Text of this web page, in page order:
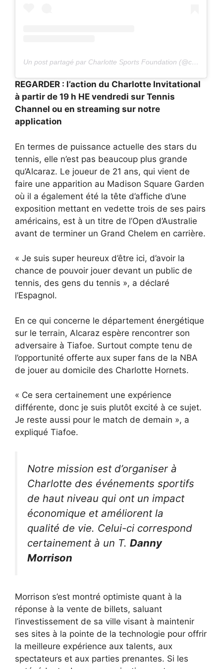
Un post partagé par Charlotte Sports Foundation (@cltsports)
REGARDER : l’action du Charlotte Invitational
à partir de 19 h HE vendredi sur Tennis
Channel ou en streaming sur notre
application
En termes de puissance actuelle des stars du
tennis, elle n’est pas beaucoup plus grande
qu’Alcaraz. Le joueur de 21 ans, qui vient de
faire une apparition au Madison Square Garden
où il a également été la tête d’affiche d’une
exposition mettant en vedette trois de ses pairs
américains, est à un titre de l’Open d’Australie
avant de terminer un Grand Chelem en carrière.
« Je suis super heureux d’être ici, d’avoir la
chance de pouvoir jouer devant un public de
tennis, des gens du tennis », a déclaré
l’Espagnol.
En ce qui concerne le département énergétique
sur le terrain, Alcaraz espère rencontrer son
adversaire à Tiafoe. Surtout compte tenu de
l’opportunité offerte aux super fans de la NBA
de jouer au domicile des Charlotte Hornets.
« Ce sera certainement une expérience
différente, donc je suis plutôt excité à ce sujet.
Je reste aussi pour le match de demain », a
expliqué Tiafoe.
Notre mission est d’organiser à
Charlotte des événements sportifs
de haut niveau qui ont un impact
économique et améliorent la
qualité de vie. Celui-ci correspond
certainement à un T. Danny
Morrison
Morrison s’est montré optimiste quant à la
réponse à la vente de billets, saluant
l’investissement de sa ville visant à maintenir
ses sites à la pointe de la technologie pour offrir
la meilleure expérience aux talents, aux
spectateurs et aux parties prenantes. Si les